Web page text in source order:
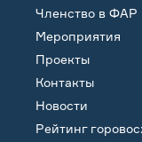
Членство в ФАР
Мероприятия
Проекты
Контакты
Новости
Рейтинг